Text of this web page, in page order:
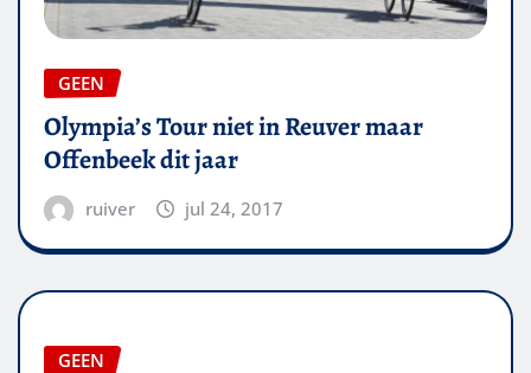
GEEN
Olympia’s Tour niet in Reuver maar
Offenbeek dit jaar
ruiver jul 24, 2017
GEEN